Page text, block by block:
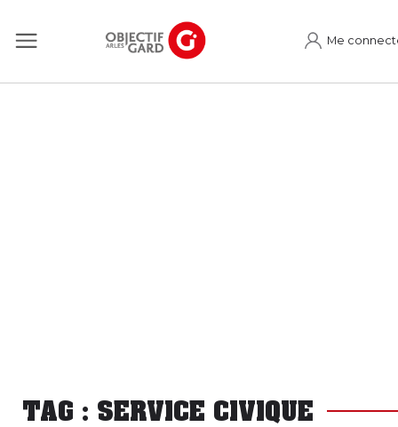
Me
TAG : SERVICE CIVIQUE